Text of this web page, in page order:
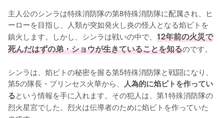
主人公のシンラは特殊消防隊の第8特殊消防隊に配属され、ヒ
ーローを目指し、人類が突如発火し炎の怪人となる焰ビトを
鎮火します。しかし、シンラは戦いの中で、 12年前の火災で
死んだはずの弟・ショウが生きていることを知るのです。
シンラは、焰ビトの秘密を握る第5特殊消防隊と戦闘になり、
第5の隊長・プリンセス火華から、 人為的に焰ビトを作ってい
るという情報を手に入れます。その犯人は、第1特殊消防隊の
烈火星宮でした。烈火は伝導者のために焰ビトを作っていた